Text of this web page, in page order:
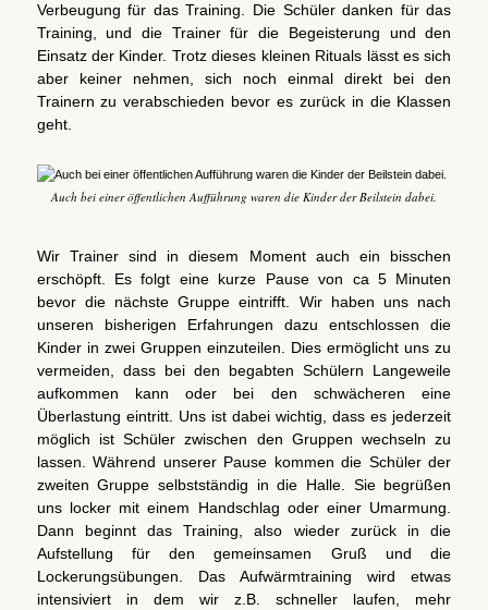
Verbeugung für das Training. Die Schüler danken für das
Training, und die Trainer für die Begeisterung und den
Einsatz der Kinder. Trotz dieses kleinen Rituals lässt es sich
aber keiner nehmen, sich noch einmal direkt bei den
Trainern zu verabschieden bevor es zurück in die Klassen
geht.
Auch bei einer öffentlichen Aufführung waren die Kinder der Beilstein dabei.
Wir Trainer sind in diesem Moment auch ein bisschen
erschöpft. Es folgt eine kurze Pause von ca 5 Minuten
bevor die nächste Gruppe eintrifft. Wir haben uns nach
unseren bisherigen Erfahrungen dazu entschlossen die
Kinder in zwei Gruppen einzuteilen. Dies ermöglicht uns zu
vermeiden, dass bei den begabten Schülern Langeweile
aufkommen kann oder bei den schwächeren eine
Überlastung eintritt. Uns ist dabei wichtig, dass es jederzeit
möglich ist Schüler zwischen den Gruppen wechseln zu
lassen. Während unserer Pause kommen die Schüler der
zweiten Gruppe selbstständig in die Halle. Sie begrüßen
uns locker mit einem Handschlag oder einer Umarmung.
Dann beginnt das Training, also wieder zurück in die
Aufstellung für den gemeinsamen Gruß und die
Lockerungsübungen. Das Aufwärmtraining wird etwas
intensiviert in dem wir z.B. schneller laufen, mehr